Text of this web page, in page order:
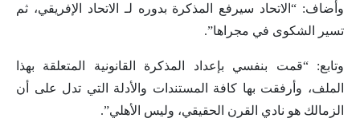
وأضاف: “الاتحاد سيرفع المذكرة بدوره لـ الاتحاد الإفريقي، ثم
تسير الشكوى في مجراها”.
وتابع: “قمت بنفسي بإعداد المذكرة القانونية المتعلقة بهذا
الملف، وأرفقت بها كافة المستندات والأدلة التي تدل على أن
الزمالك هو نادي القرن الحقيقي، وليس الأهلي”.